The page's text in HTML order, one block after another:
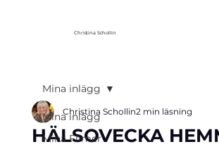
Christina Schollin
Mina inlägg
Mina Filmer
Mina inlägg
HÄLSOVECKA
Christina Schollin2 min läsning